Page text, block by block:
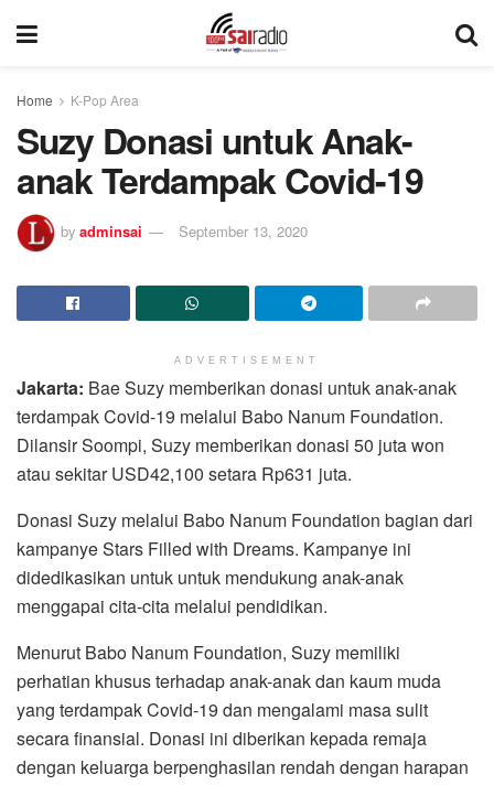
Home K-Pop Area
Suzy Donasi untuk Anak-
anak Terdampak Covid-19
by adminsai September 13, 2020
ADVERTISEMENT
Jakarta: Bae Suzy memberikan donasi untuk anak-anak
terdampak Covid-19 melalui Babo Nanum Foundation.
Dilansir Soompi, Suzy memberikan donasi 50 juta won
atau sekitar USD42,100 setara Rp631 juta.
Donasi Suzy melalui Babo Nanum Foundation bagian dari
kampanye Stars Filled with Dreams. Kampanye ini
didedikasikan untuk untuk mendukung anak-anak
menggapai cita-cita melalui pendidikan.
Menurut Babo Nanum Foundation, Suzy memiliki
perhatian khusus terhadap anak-anak dan kaum muda
yang terdampak Covid-19 dan mengalami masa sulit
secara finansial. Donasi ini diberikan kepada remaja
dengan keluarga berpenghasilan rendah dengan harapan